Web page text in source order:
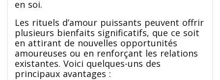
en soi.
Les rituels d’amour puissants peuvent offrir
plusieurs bienfaits significatifs, que ce soit
en attirant de nouvelles opportunités
amoureuses ou en renforçant les relations
existantes. Voici quelques-uns des
principaux avantages :